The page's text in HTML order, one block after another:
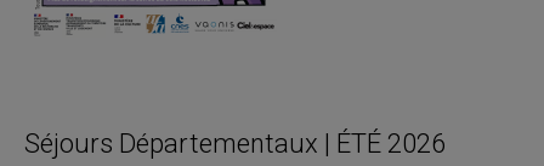
Séjours Départementaux | ÉTÉ 2026